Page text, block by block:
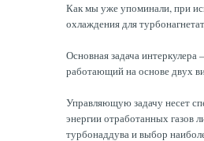
Как мы уже упоминали, при
охлаждения для
Основная задача
работающий на основе двух
Управляющую задачу несет
энергии отработанных газов
турбонаддува и выбор